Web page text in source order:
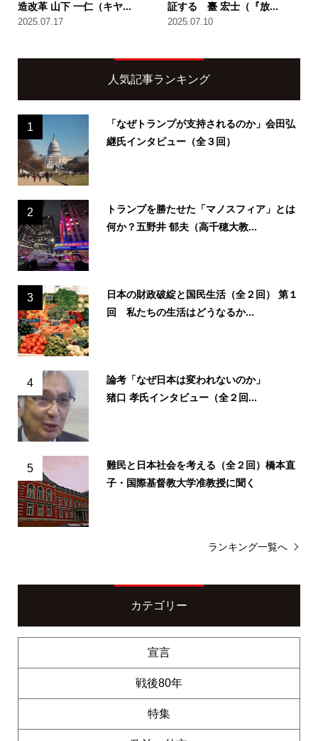
造改革 山下 一仁（キヤ...
2025.07.17
証する 臺 宏士（『放...
2025.07.10
人気記事ランキング
1
「なぜトランプが支持されるのか」会田弘
継氏インタビュー（全３回）
2
トランプを勝たせた「マノスフィア」とは
何か？五野井 郁夫（高千穂大教...
3
日本の財政破綻と国民生活（全２回） 第１
回 私たちの生活はどうなるか...
4
論考「なぜ日本は変われないのか」
猪口 孝氏インタビュー（全２回...
5
難民と日本社会を考える（全２回）橋本直
子・国際基督教大学准教授に聞く
ランキング一覧へ
カテゴリー
宣言
戦後80年
特集